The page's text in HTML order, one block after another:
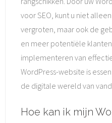
voor SEO, kunt u niet
vergroten, maar ook de
en meer potentiële
implementeren van
WordPress-website is
de digitale wereld van
Hoe kan ik mijn